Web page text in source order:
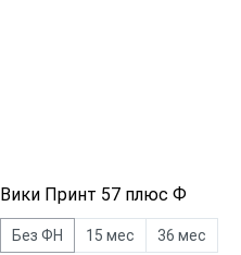
Вики Принт 57 плюс Ф
Без ФН 15 мес 36 мес